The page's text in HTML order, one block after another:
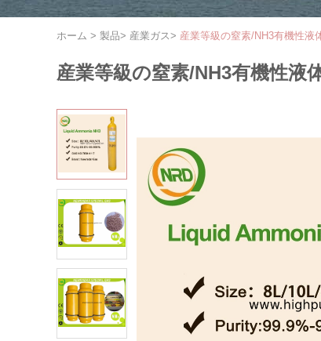
ホーム > 製品> 産業ガス> 産業等級の窒素/NH3有機性液
産業等級の窒素/NH3有機性液